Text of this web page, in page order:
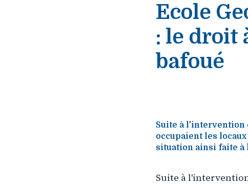
Ecole
: le droit
bafoué
Suite à l'intervention
occupaient les
situation ainsi faite à
Suite à